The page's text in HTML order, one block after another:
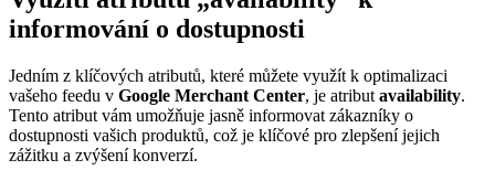
informování o dostupnosti
Jedním z klíčových atributů, které můžete využít k optimalizaci
vašeho feedu v Google Merchant Center, je atribut availability.
Tento atribut vám umožňuje jasně informovat zákazníky o
dostupnosti vašich produktů, což je klíčové pro zlepšení jejich
zážitku a zvýšení konverzí.